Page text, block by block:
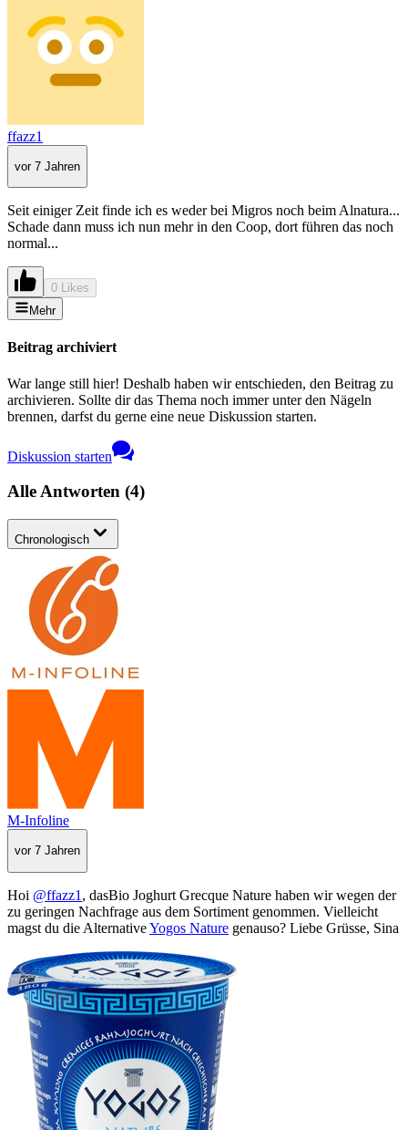
ffazz1
vor 7 Jahren
Seit einiger Zeit finde ich es weder bei Migros noch beim Alnatura...
Schade dann muss ich nun mehr in den Coop, dort führen das noch
normal...
0 Likes
Mehr
Beitrag archiviert
War lange still hier! Deshalb haben wir entschieden, den Beitrag zu
archivieren. Sollte dir das Thema noch immer unter den Nägeln
brennen, darfst du gerne eine neue Diskussion starten.
Diskussion starten
Alle Antworten (4)
Chronologisch
M-Infoline
vor 7 Jahren
Hoi @ffazz1 , dasBio Joghurt Grecque Nature haben wir wegen der
zu geringen Nachfrage aus dem Sortiment genommen. Vielleicht
magst du die AlternativeYogos Nature genauso? Liebe Grüsse, Sina